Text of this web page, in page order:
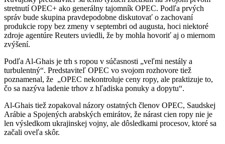
stretnutí OPEC+ ako generálny tajomník OPEC. Podľa prvých
správ bude skupina pravdepodobne diskutovať o zachovaní
produkcie ropy bez zmeny v septembri od augusta, hoci niektoré
zdroje agentúre Reuters uviedli, že by mohla hovoriť aj o miernom
zvýšení.
Podľa Al-Ghais je trh s ropou v súčasnosti „veľmi nestály a
turbulentný“. Predstaviteľ OPEC vo svojom rozhovore tiež
poznamenal, že „OPEC nekontroluje ceny ropy, ale praktizuje to,
čo sa nazýva ladenie trhov z hľadiska ponuky a dopytu“.
Al-Ghais tiež zopakoval názory ostatných členov OPEC, Saudskej
Arábie a Spojených arabských emirátov, že nárast cien ropy nie je
len výsledkom ukrajinskej vojny, ale dôsledkami procesov, ktoré sa
začali oveľa skôr.